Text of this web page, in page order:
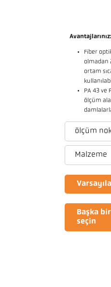
Avantajlarınız:
Fiber
olmadan
ortam
PA 43 ve
ölçüm
ölçüm
Malzeme
Başka
seçin